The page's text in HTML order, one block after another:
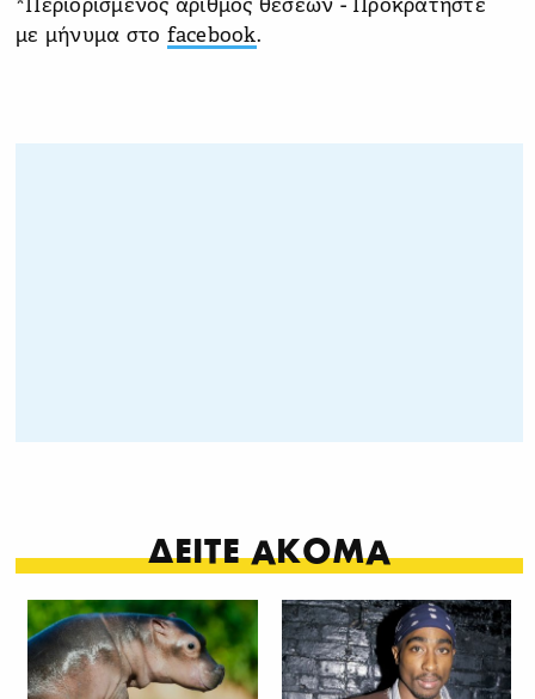
*Περιορισμένος αριθμός θέσεων - Προκρατήστε
με μήνυμα στο facebook.
ΔΕΙΤΕ ΑΚΟΜΑ